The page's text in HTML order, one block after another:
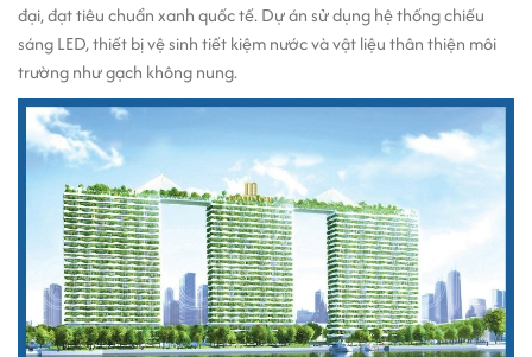
đại, đạt tiêu chuẩn xanh quốc tế. Dự án sử dụng hệ thống chiếu
sáng LED, thiết bị vệ sinh tiết kiệm nước và vật liệu thân thiện môi
trường như gạch không nung.